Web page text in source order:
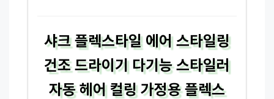
샤크 플렉스타일 에어 스타일링
건조 드라이기 다기능 스타일러
자동 헤어 컬링 가정용 플렉스